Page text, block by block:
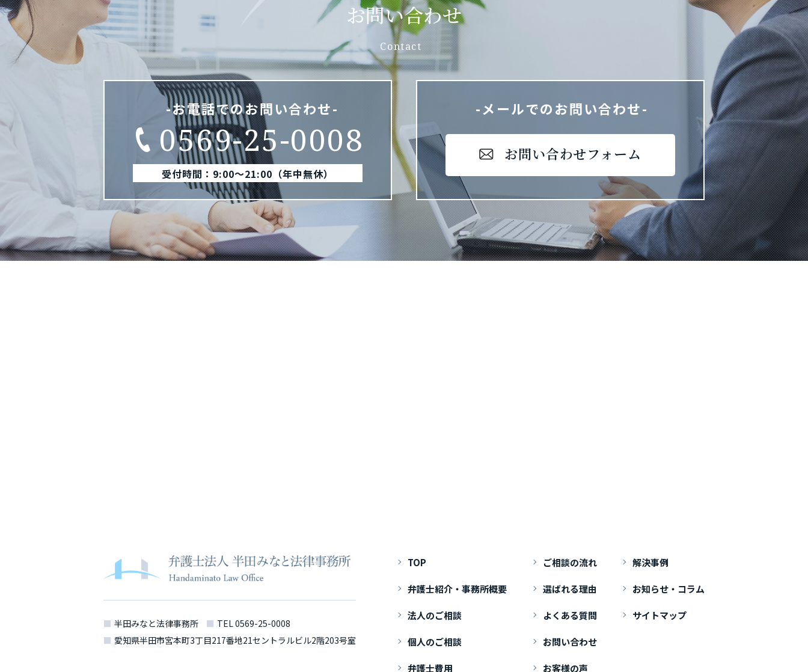
お問い合わせ
Contact
-お電話でのお問い合わせ-
0569-25-0008
受付時間：9:00〜21:00（年中無休）
-メールでのお問い合わせ-
お問い合わせフォーム
半田みなと法律事務所 TEL0569-25-0008
愛知県半田市宮本町3丁目217番地21セントラルビル2階203号室
TOP
弁護士紹介・事務所概要
法人のご相談
個人のご相談
弁護士費用
ご相談の流れ
選ばれる理由
よくある質問
お問い合わせ
お客様の声
解決事例
お知らせ・コラム
サイトマップ